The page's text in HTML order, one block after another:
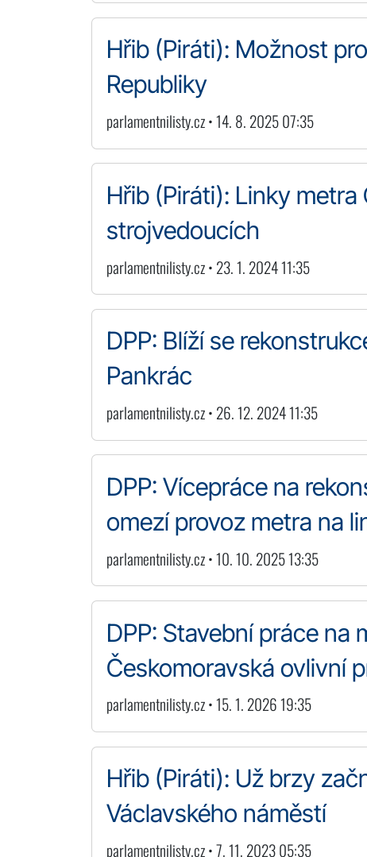
Hřib (Piráti): Možnost
Republiky
parlamentnilisty.cz • 14. 8. 2025 07:35
Hřib (Piráti): Linky
strojvedoucích
parlamentnilisty.cz • 23. 1. 2024 11:35
DPP: Blíží se
Pankrác
parlamentnilisty.cz • 26. 12. 2024 11:35
DPP: Vícepráce na
omezí provoz metra na
parlamentnilisty.cz • 10. 10. 2025 13:35
DPP: Stavební práce na
Českomoravská ovlivní
parlamentnilisty.cz • 15. 1. 2026 19:35
Hřib (Piráti): Už brzy
Václavského náměstí
parlamentnilisty.cz • 7. 11. 2023 05:35